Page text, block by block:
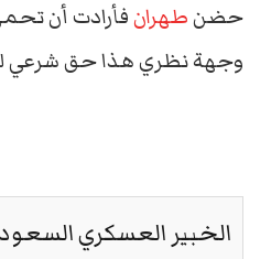
حضنطهرانفأرادت أن
وجهة نظري هذا حق شرعي